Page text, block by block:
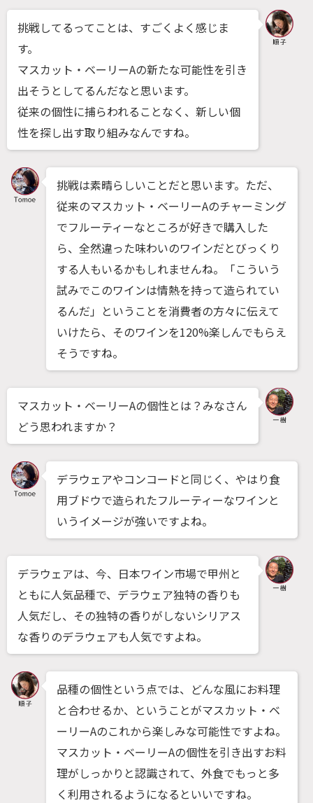
挑戦してるってことは、すごくよく感じま
す。
マスカット・ベーリーAの新たな可能性を引き
出そうとしてるんだなと思います。
従来の個性に捕らわれることなく、新しい個
性を探し出す取り組みなんですね。
挑戦は素晴らしいことだと思います。ただ、
従来のマスカット・ベーリーAのチャーミング
でフルーティーなところが好きで購入した
ら、全然違った味わいのワインだとびっくり
する人もいるかもしれませんね。「こういう
試みでこのワインは情熱を持って造られてい
るんだ」ということを消費者の方々に伝えて
いけたら、そのワインを120%楽しんでもらえ
そうですね。
マスカット・ベーリーAの個性とは？みなさん
どう思われますか？
デラウェアやコンコードと同じく、やはり食
用ブドウで造られたフルーティーなワインと
いうイメージが強いですよね。
デラウェアは、今、日本ワイン市場で甲州と
ともに人気品種で、デラウェア独特の香りも
人気だし、その独特の香りがしないシリアス
な香りのデラウェアも人気ですよね。
品種の個性という点では、どんな風にお料理
と合わせるか、ということがマスカット・ベ
ーリーAのこれから楽しみな可能性ですよね。
マスカット・ベーリーAの個性を引き出すお料
理がしっかりと認識されて、外食でもっと多
く利用されるようになるといいですね。